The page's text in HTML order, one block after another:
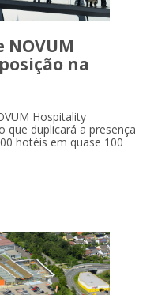
NOVUM
na
Hospitality
que duplicará a presença
hotéis em quase 100